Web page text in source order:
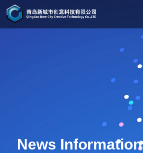
News Information